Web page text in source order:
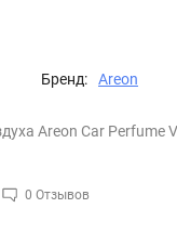
Бренд: Areon
Areon Car Perfume
0 Отзывов